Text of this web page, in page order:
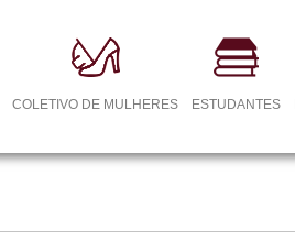
COLETIVO DE MULHERES ESTUDANTES